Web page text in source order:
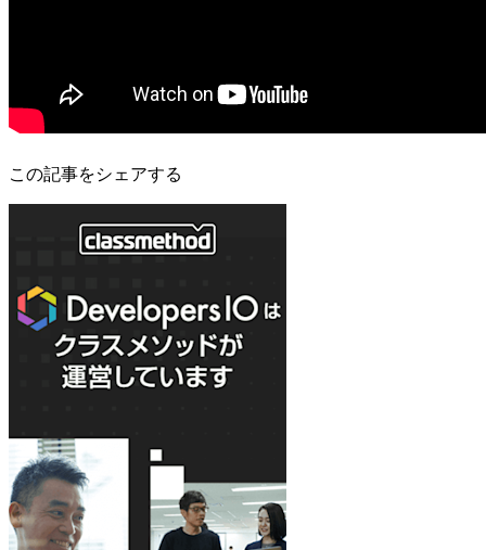
この記事をシェアする